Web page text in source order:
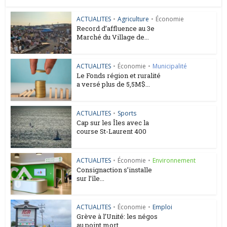
ACTUALITES • Agriculture • Économie
Record d’affluence au 3e
Marché du Village de...
ACTUALITES • Économie • Municipalité
Le Fonds région et ruralité
a versé plus de 5,5M$...
ACTUALITES • Sports
Cap sur les Îles avec la
course St-Laurent 400
ACTUALITES • Économie • Environnement
Consignaction s’installe
sur l’île...
ACTUALITES • Économie • Emploi
Grève à l’Unité: les négos
au point mort...